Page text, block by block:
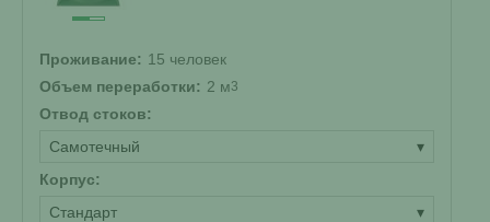
Проживание: 15 человек
Объем переработки: 2 м3
Отвод стоков:
Самотечный
▾
Корпус:
Стандарт
▾